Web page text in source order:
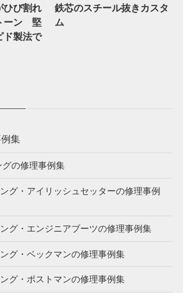
ひび割れ
ーン 堅
ド製法で
鉄芯のスチール抜きカスタ
ム
集
グの修理事例集
グ・アイリッシュセッターの修理事例
グ・エンジニアブーツの修理事例集
グ・ベックマンの修理事例集
グ・ポストマンの修理事例集